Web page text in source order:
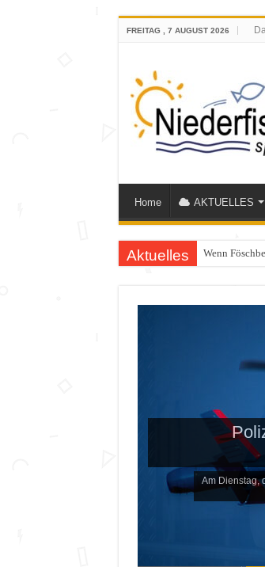
FREITAG , 7 AUGUST 2026
Home AKTUELLES
Aktuelles Wenn
Polizeieinsatz
25
Seit